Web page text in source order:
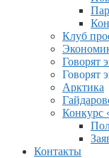
Клуб
Говорят
Говорят
Арктика
Конкурс
Контакты